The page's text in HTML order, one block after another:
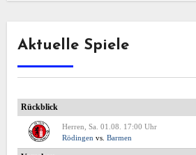
Aktuelle Spiele